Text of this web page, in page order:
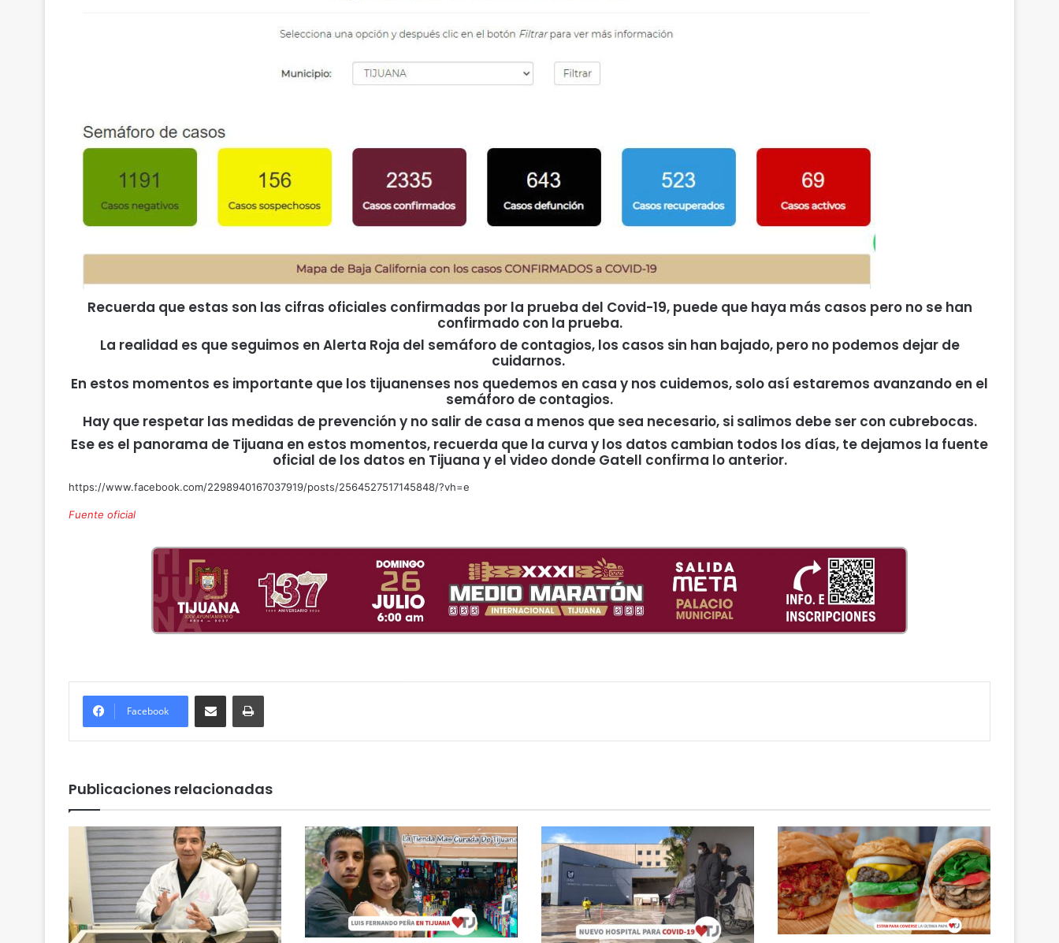
Recuerda que estas son las cifras oficiales confirmadas por la prueba del Covid-19, puede que haya más casos pero no se han
confirmado con la prueba.
La realidad es que seguimos en Alerta Roja del semáforo de contagios, los casos sin han bajado, pero no podemos dejar de
cuidarnos.
En estos momentos es importante que los tijuanenses nos quedemos en casa y nos cuidemos, solo así estaremos avanzando en el
semáforo de contagios.
Hay que respetar las medidas de prevención y no salir de casa a menos que sea necesario, si salimos debe ser con cubrebocas.
Ese es el panorama de Tijuana en estos momentos, recuerda que la curva y los datos cambian todos los días, te dejamos la fuente
oficial de los datos en Tijuana y el video donde Gatell confirma lo anterior.
https://www.facebook.com/2298940167037919/posts/2564527517145848/?vh=e
Fuente oficial
Facebook
Compartir por correo electrónicoImprimir
Publicaciones relacionadas